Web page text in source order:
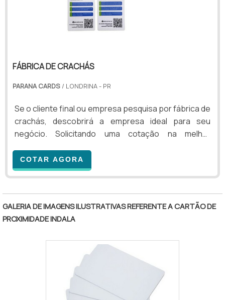
FÁBRICA DE CRACHÁS
PARANA CARDS / LONDRINA - PR
Se o cliente final ou empresa pesquisa por fábrica de
crachás, descobrirá a empresa ideal para seu
negócio. Solicitando uma cotação na melhor
qualidade e preço justo em um só lugar. Quando a
temática é fábrica de crachás, com a Paraná Cards o
acessível.OUTRAS INFORMAÇÕES SOBRE FÁBRICA
DE CRACHÁSA Paraná Cards centraliza sua energia
em criar uma estrutura com escritório de alta
treinamento com materiais sofisticados, tudo
pensando em fábrica de crachás com proteção.Há
muitas maneiras eficientes de uma empresa
demonstrar competência, excelência e destaque em
sua área de atuação. A Paraná Cards se mostra
COTAR AGORA
GALERIA DE IMAGENS ILUSTRATIVAS REFERENTE A CARTÃO DE
PROXIMIDADE INDALA